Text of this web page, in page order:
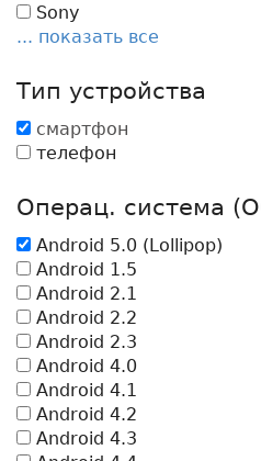
Sony
... показать все
Тип устройства
смартфон
телефон
Операц. система
Android 5.0 (Lollipop)
Android 1.5
Android 2.1
Android 2.2
Android 2.3
Android 4.0
Android 4.1
Android 4.2
Android 4.3